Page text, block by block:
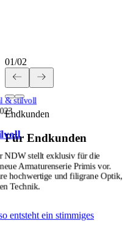
01/02
Endkunden
Für Endkunden
& stilvoll
NDW stellt exklusiv für die
Armaturenserie Primis vor.
hochwertige und filigrane Optik,
Technik.
entsteht ein stimmiges